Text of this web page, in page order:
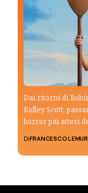
Dai ritorni di
Ridley Scott,
horror più attesi
DiFRANCESCO